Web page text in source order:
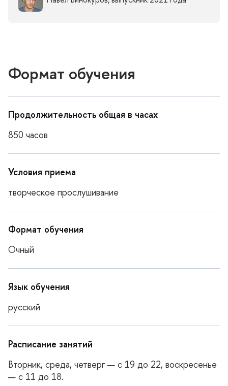
Формат обучения
Продолжительность общая в часах
850 часо
Условия приема
творческое прослушивание
Формат обучения
Очный
Язык обучения
русский
Расписание занятий
торник, среда, четверг — с 19 до 22, воскресенье
— с 11 до 18.